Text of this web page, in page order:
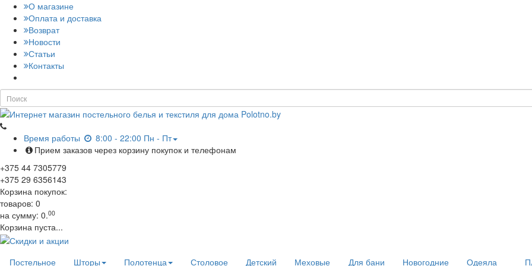
О магазине
Оплата и доставка
Возврат
Новости
Статьи
Контакты
Время работы
8:00 - 22:00 Пн - Пт
Прием заказов через корзину покупок и телефонам
+375 44 7305779
+375 29 6356143
Корзина покупок:
товаров: 0
на сумму: 0.00
Корзина пуста...
Постельное Шторы Полотенца Столовое Детский Меховые Для бани Новогодние Одеяла